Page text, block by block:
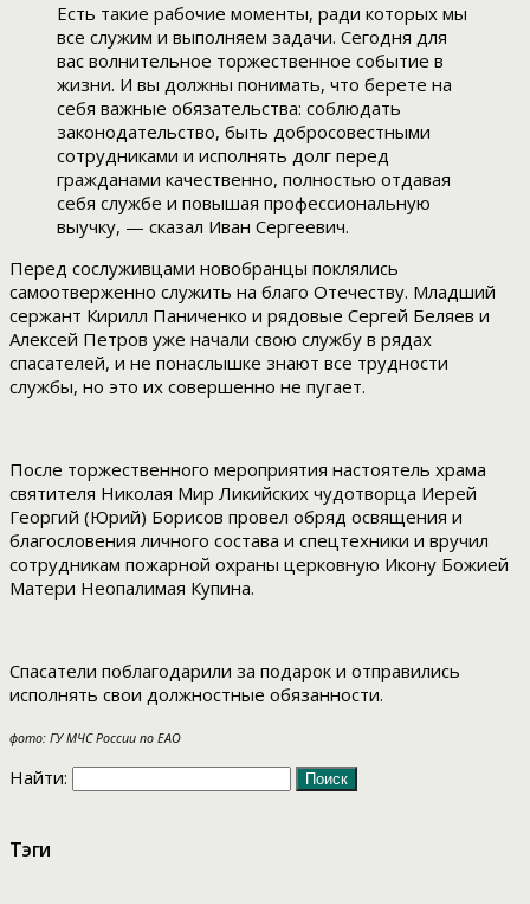
Есть такие рабочие моменты, ради которых мы
все служим и выполняем задачи. Сегодня для
вас волнительное торжественное событие в
жизни. И вы должны понимать, что берете на
себя важные обязательства: соблюдать
законодательство, быть добросовестными
сотрудниками и исполнять долг перед
гражданами качественно, полностью отдавая
себя службе и повышая профессиональную
выучку, — сказал Иван Сергеевич.
Перед сослуживцами новобранцы поклялись
самоотверженно служить на благо Отечеству. Младший
сержант Кирилл Паниченко и рядовые Сергей Беляев и
Алексей Петров уже начали свою службу в рядах
спасателей, и не понаслышке знают все трудности
службы, но это их совершенно не пугает.
После торжественного мероприятия настоятель храма
святителя Николая Мир Ликийских чудотворца Иерей
Георгий (Юрий) Борисов провел обряд освящения и
благословения личного состава и спецтехники и вручил
сотрудникам пожарной охраны церковную Икону Божией
Матери Неопалимая Купина.
Спасатели поблагодарили за подарок и отправились
исполнять свои должностные обязанности.
фото: ГУ МЧС России по ЕАО
Найти:
Тэги